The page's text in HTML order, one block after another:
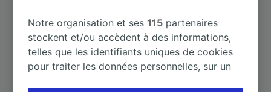
À Bochum 1 h 34 m
À Bochum Hbf 1 h 34 m
Notre organisation et ses115 partenaires
stockent et/ou accèdent à des informations,
telles que les identifiants uniques de cookies
pour traiter les données personnelles, sur un